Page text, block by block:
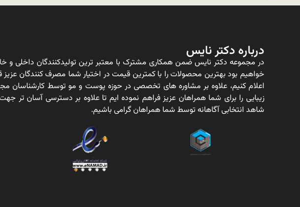
درباره دکتر نایس
در مجموعه دکتر نایس ضمن همکاری مشترک با معتبر ترین تولیدکنندگان داخلی و
خواهیم بود بهترین محصولات را با کمترین قیمت در اختیار شما مصرف کنندگان عزیز
اعلام کنیم، علاوه بر مشاوره های تخصصی در حوزه پوست و مو توسط کارشناسان
زیبایی را برای شما همراهان عزیز فراهم نموده ایم تا علاوه بر دسترسی آسان تر
شاهد انتخابی آگاهانه توسط شما همراهان گرامی باشیم.